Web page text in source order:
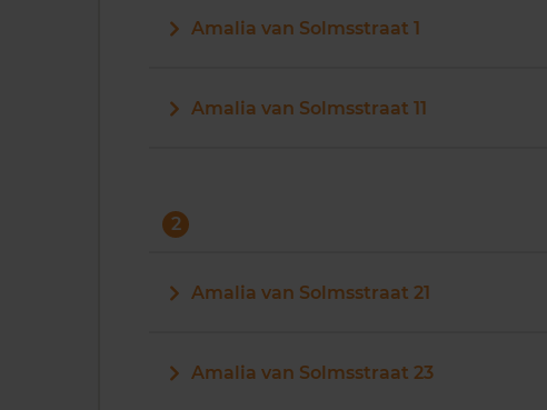
Amalia van Solmsstraat 1
Amalia van Solmsstraat 11
2
Amalia van Solmsstraat 21
Amalia van Solmsstraat 23